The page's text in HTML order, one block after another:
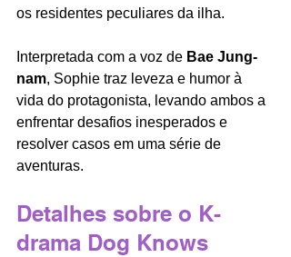
os residentes peculiares da ilha.
Interpretada com a voz de Bae Jung-
nam, Sophie traz leveza e humor à
vida do protagonista, levando ambos a
enfrentar desafios inesperados e
resolver casos em uma série de
aventuras.
Detalhes sobre o K-
drama Dog Knows